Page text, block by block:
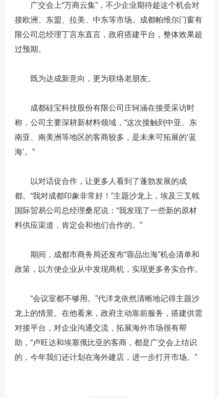
广交会上“万商云集”，不少企业期待趁这个机会对
接欧洲、东盟、拉美、中东等市场。成都帕维尔门窗有
限公司总经理丁言东直言，政府搭建平台，整体效果超
过预期。
既为达成新意向，更为联络老朋友。
成都硅宝科技股份有限公司庄轲涵在接受采访时
称，公司主要深耕新材料领域，“这次接触到中亚、东
南亚、南美洲等地区的客商较多，是未来可拓展的‘蓝
海’。”
以对话促合作，让更多人看到了蓬勃发展的成
都。“我对成都印象非常好！”主题沙龙上，埃及三叉戟
国际贸易公司总经理桑尼说：“我发现了一些新的原材
料供应渠道，肯定会和他们合作的。”
期间，成都市商务局还发布“蓉品出海”机会清单和
政策，以方便企业从中发现商机，实现更多务实合作。
“会议室都不够用。”代洋龙依然清晰地记得主题沙
龙上的情景。在他看来，政府主动靠前服务，搭建供需
对接平台，对企业沟通交流，拓展海外市场很有帮
助，“卢旺达和埃塞俄比亚的客商，都是广交会上结识
的，今年我们还计划在海外建店，进一步打开市场。”